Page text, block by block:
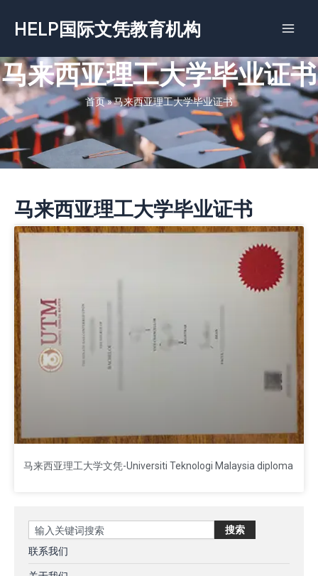
容
HELP国际文凭教育机构
马来西亚理工大学毕业证书
首页»马来西亚理工大学毕业证书
马来西亚理工大学毕业证书
马来西亚理工大学文凭-Universiti Teknologi Malaysia diploma
Search 搜索
联系我们